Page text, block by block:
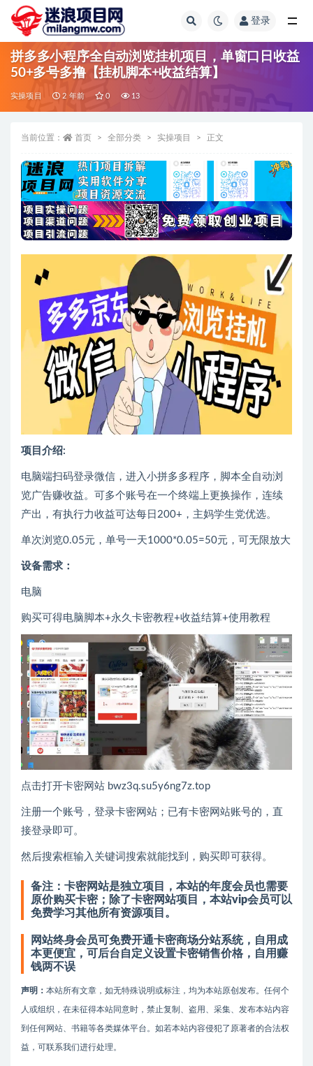
登录
拼多多小程序全自动浏览挂机项目，单窗口日收益
50+多号多撸【挂机脚本+收益结算】
实操项目 2 年前 0 13
当前位置： 首页 全部分类 实操项目 正文
项目介绍:
电脑端扫码登录微信，进入小拼多多程序，脚本全自动浏
览广告赚收益。可多个账号在一个终端上更换操作，连续
产出，有执行力收益可达每日200+，主妈学生党优选。
单次浏览0.05元，单号一天1000*0.05=50元，可无限放大
设备需求：
电脑
购买可得电脑脚本+永久卡密教程+收益结算+使用教程
点击打开卡密网站 bwz3q.su5y6ng7z.top
注册一个账号，登录卡密网站；已有卡密网站账号的，直
接登录即可。
然后搜索框输入关键词搜索就能找到，购买即可获得。
备注：卡密网站是独立项目，本站的年度会员也需要
原价购买卡密；除了卡密网站项目，本站vip会员可以
免费学习其他所有资源项目。
网站终身会员可免费开通卡密商场分站系统，自用成
本更便宜，可后台自定义设置卡密销售价格，自用赚
钱两不误
声明： 本站所有文章，如无特殊说明或标注，均为本站原创发布。任何个
人或组织，在未征得本站同意时，禁止复制、盗用、采集、发布本站内容
到任何网站、书籍等各类媒体平台。如若本站内容侵犯了原著者的合法权
益，可联系我们进行处理。
全部